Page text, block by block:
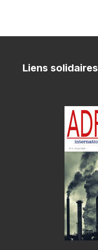
Liens solidaires